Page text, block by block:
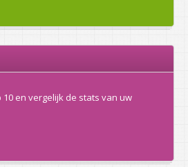
en vergelijk de stats van uw